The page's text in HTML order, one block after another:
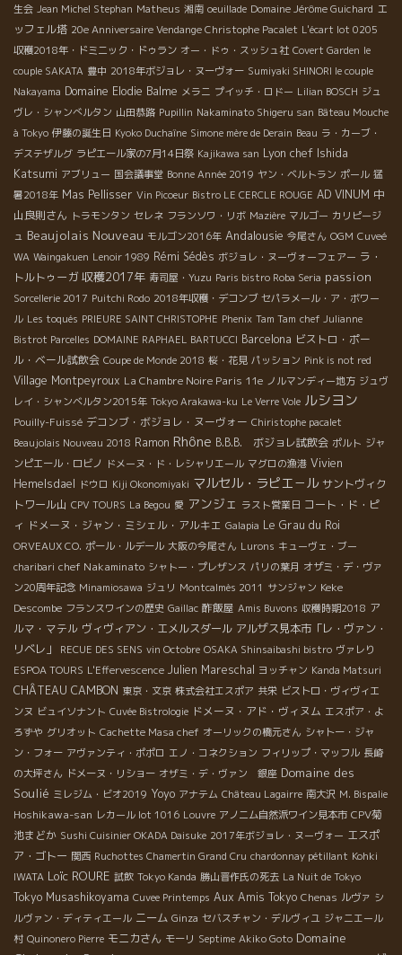
生会 Jean Michel Stephan Matheus 湘南 oeuillade Domaine Jérôme Guichard エ
ッフェル塔 20e Anniversaire Vendange Christophe Pacalet L'écart lot 0205
収穫2018年・ドミニック・ドゥラン オー・ドゥ・スッシュ社 Covert Garden le
couple SAKATA 豊中 2018年ボジョレ・ヌーヴォー Sumiyaki SHINORI le couple
Nakayama Domaine Elodie Balme メラニ プイッチ・ロドー Lilian BOSCH ジュ
ヴレ・シャンべルタン 山田恭路 Pupillin Nakaminato Shigeru san Bâteau Mouche
à Tokyo 伊藤の誕生日 Kyoko Duchaîne Simone mère de Derain Beau ラ・カーブ・
デステザルグ ラピエール家の7月14日祭 Kajikawa san Lyon chef Ishida
Katsumi アブリュー 国会議事堂 Bonne Année 2019 ヤン・ベルトラン ポール 猛
暑2018年 Mas Pellisser Vin Picoeur Bistro LE CERCLE ROUGE AD VINUM 中
山良則さん トラモンタン セレネ フランソワ・リボ Mazière マルゴー カリピージ
ュ Beaujolais Nouveau モルゴン2016年 Andalousie 今尾さん OGM Cuveé
WA Waingakuen Lenoir 1989 Rémi Sédès ボジョレ・ヌーヴォーフェアー ラ・
トルトゥーガ 収穫2017年 寿司屋・Yuzu Paris bistro Roba Seria passion
Sorcellerie 2017 Puitchi Rodo 2018年収穫・デコンブ セパラメール・ア・ボワー
ル Les toqués PRIEURE SAINT CHRISTOPHE Phenix Tam Tam chef Julianne
Bistrot Parcelles DOMAINE RAPHAEL BARTUCCI Barcelona ビストロ・ポー
ル・ベール試飲会 Coupe de Monde 2018 桜・花見 パッション Pink is not red
Village Montpeyroux La Chambre Noire Paris 11e ノルマンディー地方 ジュヴ
レイ・シャンベルタン2015年 Tokyo Arakawa-ku Le Verre Vole ルシヨン
Pouilly-Fuissé デコンブ・ボジョレ・ヌーヴォー Chiristophe pacalet
Beaujolais Nouveau 2018 Ramon Rhône B.B.B. ボジョレ試飲会 ポルト ジャ
ンピエール・ロビノ ドメーヌ・ド・レシャリエール マグロの漁港 Vivien
Hemelsdael ドウロ Kiji Okonomiyaki マルセル・ラピエ－ル サントヴィク
トワール山 CPV TOURS La Begou 愛 アンジェ ラスト営業日 コート・ド・ピ
ィ ドメーヌ・ジャン・ミシェル・アルキエ Galapia Le Grau du Roi
ORVEAUX CO. ポール・ルデール 大阪の今尾さん Lurons キューヴェ・ブー
charibari chef Nakaminato シャトー・プレザンス パリの葉月 オザミ・デ・ヴァ
ン20周年記念 Minamiosawa ジュリ Montcalmès 2011 サンジャン Keke
Descombe フランスワインの歴史 Gaillac 酢飯屋 Amis Buvons 収穫時期2018 ア
ルマ・マテル ヴィヴィアン・エメルスダール アルザス見本市「レ・ヴァン・
リベレ」
RECUE DES SENS vin Octobre OSAKA Shinsaibashi bistro ヴァレり
ESPOA TOURS L'Effervescence Julien Mareschal ヨッチャン Kanda Matsuri
CHÂTEAU CAMBON 東京・文京 株式会社エスポア 共栄 ビストロ・ヴィヴィエ
ンヌ ビュイソナント Cuvée Bistrologie ドメーヌ・アド・ヴィヌム エスポア・よ
ろずや グリオット Cachette Masa chef オーリックの橋元さん シャトー・ジャ
ン・フォー アヴァンティ・ポポロ エノ・コネクション フィリップ・マッフル 長崎
の大坪さん ドメーヌ・リショー オザミ・デ・ヴァン 銀座 Domaine des
Soulié ミレジム・ビオ2019 Yoyo アナテム Château Lagairre 南大沢 M. Bispalie
Hoshikawa-san レカール lot 1016 Louvre アノニム自然派ワイン見本市 CPV菊
池まどか Sushi Cuisinier OKADA Daisuke 2017年ボジョレ・ヌーヴォー エスポ
ア・ゴトー 関西 Ruchottes Chamertin Grand Cru chardonnay pétillant Kohki
IWATA Loïc ROURE 試飲 Tokyo Kanda 勝山晋作氏の死去 La Nuit de Tokyo
Tokyo Musashikoyama Cuvee Printemps Aux Amis Tokyo Chenas ルヴァ シ
ルヴァン・ディティエール ニーム Ginza セバスチャン・デルヴィユ ジャニエール
村 Quinonero Pierre モニカさん モーリ Septime Akiko Goto Domaine